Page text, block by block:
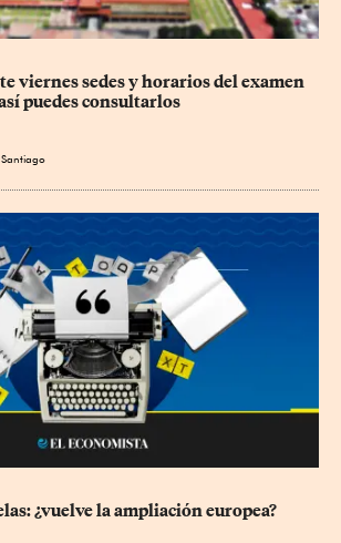
viernes sedes y horarios del examen
puedes consultarlos
¿vuelve la ampliación europea?